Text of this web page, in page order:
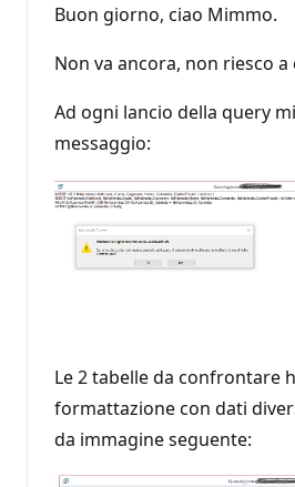
Buon giorno, ciao Mimmo.
Non va ancora, non riesco
Ad ogni lancio della query
messaggio:
Le 2 tabelle da confrontare
formattazione con dati
da immagine seguente: